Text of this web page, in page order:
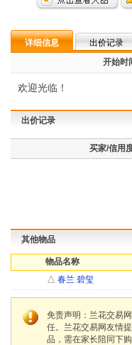
详细信息 出价记录
开始时
欢迎光临！
出价记录
买家/信用
其他物品
物品名称
△ 春兰 碧玺
免责声明：兰花交易
任。兰花交易网友情
品，需在家长陪同下